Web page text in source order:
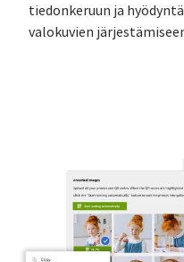
tiedonkeruun ja
valokuvien